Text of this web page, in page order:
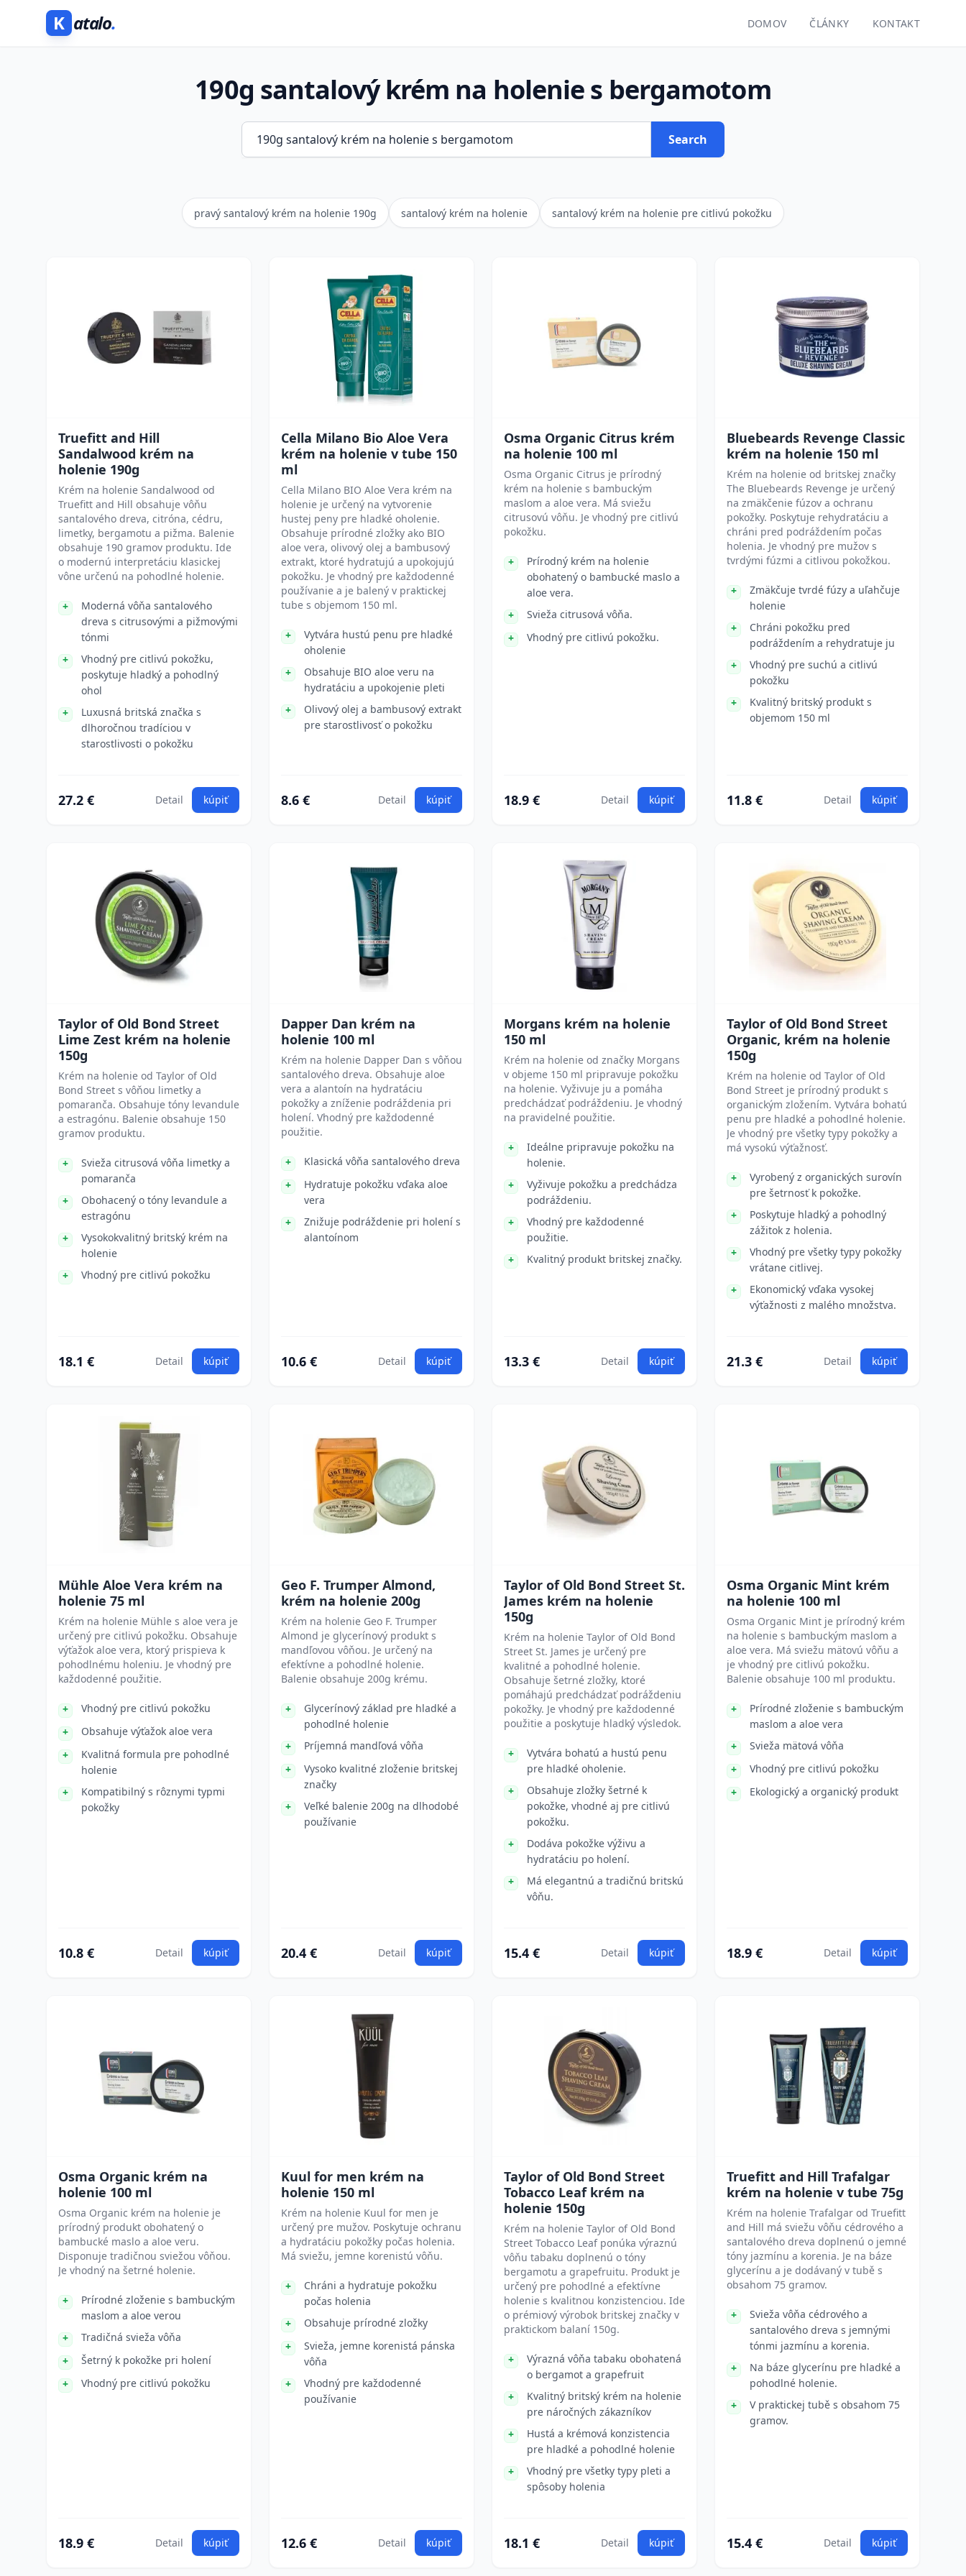
K atalo. DOMOV ČLÁNKY KONTAKT
190g santalový krém na holenie s bergamotom
Search
pravý santalový krém na holenie 190g santalový krém na holenie santalový krém na holenie pre citlivú pokožku
Truefitt and Hill
Sandalwood krém na
holenie 190g
Krém na holenie Sandalwood od
Truefitt and Hill obsahuje vôňu
santalového dreva, citróna, cédru,
limetky, bergamotu a pižma. Balenie
obsahuje 190 gramov produktu. Ide
o modernú interpretáciu klasickej
vône určenú na pohodlné holenie.
Moderná vôňa santalového
dreva s citrusovými a pižmovými
tónmi
Vhodný pre citlivú pokožku,
poskytuje hladký a pohodlný
ohol
Luxusná britská značka s
dlhoročnou tradíciou v
starostlivosti o pokožku
27.2 € Detail kúpiť
Cella Milano Bio Aloe Vera
krém na holenie v tube 150
ml
Cella Milano BIO Aloe Vera krém na
holenie je určený na vytvorenie
hustej peny pre hladké oholenie.
Obsahuje prírodné zložky ako BIO
aloe vera, olivový olej a bambusový
extrakt, ktoré hydratujú a upokojujú
pokožku. Je vhodný pre každodenné
používanie a je balený v praktickej
tube s objemom 150 ml.
Vytvára hustú penu pre hladké
oholenie
Obsahuje BIO aloe veru na
hydratáciu a upokojenie pleti
Olivový olej a bambusový extrakt
pre starostlivosť o pokožku
8.6 € Detail kúpiť
Osma Organic Citrus krém
na holenie 100 ml
Osma Organic Citrus je prírodný
krém na holenie s bambuckým
maslom a aloe vera. Má sviežu
citrusovú vôňu. Je vhodný pre citlivú
pokožku.
Prírodný krém na holenie
obohatený o bambucké maslo a
aloe vera.
Svieža citrusová vôňa.
Vhodný pre citlivú pokožku.
18.9 € Detail kúpiť
Bluebeards Revenge Classic
krém na holenie 150 ml
Krém na holenie od britskej značky
The Bluebeards Revenge je určený
na zmäkčenie fúzov a ochranu
pokožky. Poskytuje rehydratáciu a
chráni pred podráždením počas
holenia. Je vhodný pre mužov s
tvrdými fúzmi a citlivou pokožkou.
Zmäkčuje tvrdé fúzy a uľahčuje
holenie
Chráni pokožku pred
podráždením a rehydratuje ju
Vhodný pre suchú a citlivú
pokožku
Kvalitný britský produkt s
objemom 150 ml
11.8 € Detail kúpiť
Taylor of Old Bond Street
Lime Zest krém na holenie
150g
Krém na holenie od Taylor of Old
Bond Street s vôňou limetky a
pomaranča. Obsahuje tóny levandule
a estragónu. Balenie obsahuje 150
gramov produktu.
Svieža citrusová vôňa limetky a
pomaranča
Obohacený o tóny levandule a
estragónu
Vysokokvalitný britský krém na
holenie
Vhodný pre citlivú pokožku
18.1 € Detail kúpiť
Dapper Dan krém na
holenie 100 ml
Krém na holenie Dapper Dan s vôňou
santalového dreva. Obsahuje aloe
vera a alantoín na hydratáciu
pokožky a zníženie podráždenia pri
holení. Vhodný pre každodenné
použitie.
Klasická vôňa santalového dreva
Hydratuje pokožku vďaka aloe
vera
Znižuje podráždenie pri holení s
alantoínom
10.6 € Detail kúpiť
Morgans krém na holenie
150 ml
Krém na holenie od značky Morgans
v objeme 150 ml pripravuje pokožku
na holenie. Vyživuje ju a pomáha
predchádzať podráždeniu. Je vhodný
na pravidelné použitie.
Ideálne pripravuje pokožku na
holenie.
Vyživuje pokožku a predchádza
podráždeniu.
Vhodný pre každodenné
použitie.
Kvalitný produkt britskej značky.
13.3 € Detail kúpiť
Taylor of Old Bond Street
Organic, krém na holenie
150g
Krém na holenie od Taylor of Old
Bond Street je prírodný produkt s
organickým zložením. Vytvára bohatú
penu pre hladké a pohodlné holenie.
Je vhodný pre všetky typy pokožky a
má vysokú výťažnosť.
Vyrobený z organických surovín
pre šetrnosť k pokožke.
Poskytuje hladký a pohodlný
zážitok z holenia.
Vhodný pre všetky typy pokožky
vrátane citlivej.
Ekonomický vďaka vysokej
výťažnosti z malého množstva.
21.3 € Detail kúpiť
Mühle Aloe Vera krém na
holenie 75 ml
Krém na holenie Mühle s aloe vera je
určený pre citlivú pokožku. Obsahuje
výťažok aloe vera, ktorý prispieva k
pohodlnému holeniu. Je vhodný pre
každodenné použitie.
Vhodný pre citlivú pokožku
Obsahuje výťažok aloe vera
Kvalitná formula pre pohodlné
holenie
Kompatibilný s rôznymi typmi
pokožky
10.8 € Detail kúpiť
Geo F. Trumper Almond,
krém na holenie 200g
Krém na holenie Geo F. Trumper
Almond je glycerínový produkt s
mandľovou vôňou. Je určený na
efektívne a pohodlné holenie.
Balenie obsahuje 200g krému.
Glycerínový základ pre hladké a
pohodlné holenie
Príjemná mandľová vôňa
Vysoko kvalitné zloženie britskej
značky
Veľké balenie 200g na dlhodobé
používanie
20.4 € Detail kúpiť
Taylor of Old Bond Street St.
James krém na holenie
150g
Krém na holenie Taylor of Old Bond
Street St. James je určený pre
kvalitné a pohodlné holenie.
Obsahuje šetrné zložky, ktoré
pomáhajú predchádzať podráždeniu
pokožky. Je vhodný pre každodenné
použitie a poskytuje hladký výsledok.
Vytvára bohatú a hustú penu
pre hladké oholenie.
Obsahuje zložky šetrné k
pokožke, vhodné aj pre citlivú
pokožku.
Dodáva pokožke výživu a
hydratáciu po holení.
Má elegantnú a tradičnú britskú
vôňu.
15.4 € Detail kúpiť
Osma Organic Mint krém
na holenie 100 ml
Osma Organic Mint je prírodný krém
na holenie s bambuckým maslom a
aloe vera. Má sviežu mätovú vôňu a
je vhodný pre citlivú pokožku.
Balenie obsahuje 100 ml produktu.
Prírodné zloženie s bambuckým
maslom a aloe vera
Svieža mätová vôňa
Vhodný pre citlivú pokožku
Ekologický a organický produkt
18.9 € Detail kúpiť
Osma Organic krém na
holenie 100 ml
Osma Organic krém na holenie je
prírodný produkt obohatený o
bambucké maslo a aloe veru.
Disponuje tradičnou sviežou vôňou.
Je vhodný na šetrné holenie.
Prírodné zloženie s bambuckým
maslom a aloe verou
Tradičná svieža vôňa
Šetrný k pokožke pri holení
Vhodný pre citlivú pokožku
18.9 € Detail kúpiť
Kuul for men krém na
holenie 150 ml
Krém na holenie Kuul for men je
určený pre mužov. Poskytuje ochranu
a hydratáciu pokožky počas holenia.
Má sviežu, jemne korenistú vôňu.
Chráni a hydratuje pokožku
počas holenia
Obsahuje prírodné zložky
Svieža, jemne korenistá pánska
vôňa
Vhodný pre každodenné
používanie
12.6 € Detail kúpiť
Taylor of Old Bond Street
Tobacco Leaf krém na
holenie 150g
Krém na holenie Taylor of Old Bond
Street Tobacco Leaf ponúka výraznú
vôňu tabaku doplnenú o tóny
bergamotu a grapefruitu. Produkt je
určený pre pohodlné a efektívne
holenie s kvalitnou konzistenciou. Ide
o prémiový výrobok britskej značky v
praktickom balaní 150g.
Výrazná vôňa tabaku obohatená
o bergamot a grapefruit
Kvalitný britský krém na holenie
pre náročných zákazníkov
Hustá a krémová konzistencia
pre hladké a pohodlné holenie
Vhodný pre všetky typy pleti a
spôsoby holenia
18.1 € Detail kúpiť
Truefitt and Hill Trafalgar
krém na holenie v tube 75g
Krém na holenie Trafalgar od Truefitt
and Hill má sviežu vôňu cédrového a
santalového dreva doplnenú o jemné
tóny jazmínu a korenia. Je na báze
glycerínu a je dodávaný v tubě s
obsahom 75 gramov.
Svieža vôňa cédrového a
santalového dreva s jemnými
tónmi jazmínu a korenia.
Na báze glycerínu pre hladké a
pohodlné holenie.
V praktickej tubě s obsahom 75
gramov.
15.4 € Detail kúpiť